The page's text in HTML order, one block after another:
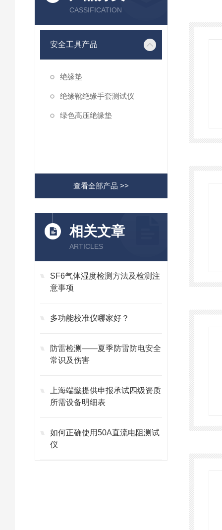
CASSIFICATION
安全工具产品
绝缘垫
绝缘靴绝缘手套测试仪
绿色高压绝缘垫
查看全部产品 >>
相关文章
ARTICLES
SF6气体湿度检测方法及检测注
意事项
多功能校准仪哪家好？
防雷检测——夏季防雷防电安全
常识及伤害
上海端懿提供申报承试四级资质
所需设备明细表
如何正确使用50A直流电阻测试
仪